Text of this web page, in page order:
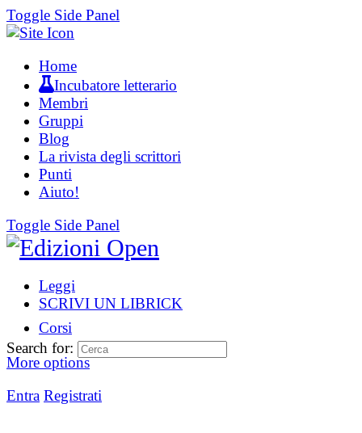
Toggle Side Panel
Home
Incubatore letterario
Membri
Gruppi
Blog
La rivista degli scrittori
Punti
Aiuto!
Toggle Side Panel
Leggi
SCRIVI UN LIBRICK
Corsi
More options
Entra Registrati
Search for: